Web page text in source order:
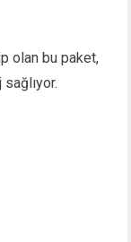
olan bu paket,